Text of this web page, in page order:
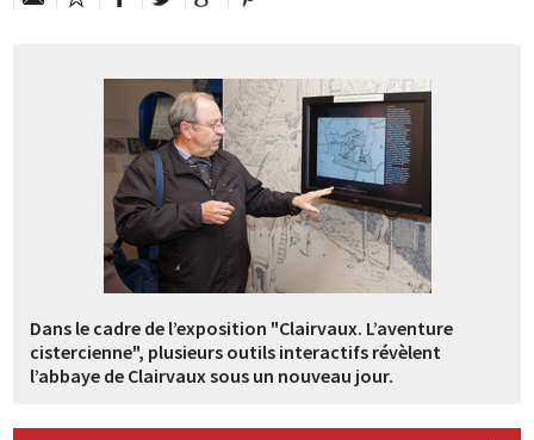
Dans le cadre de l’exposition "Clairvaux. L’aventure
cistercienne", plusieurs outils interactifs révèlent
l’abbaye de Clairvaux sous un nouveau jour.